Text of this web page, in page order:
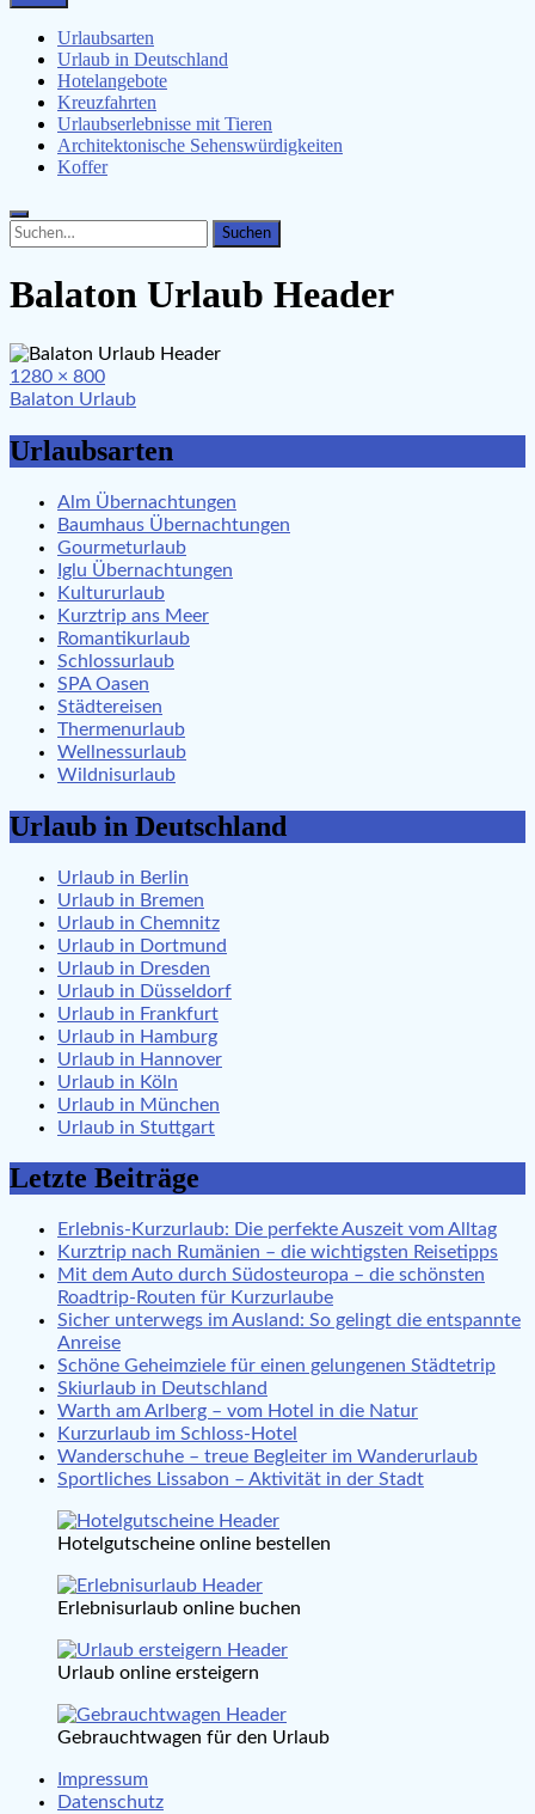
Urlaubsangebote, Erlebnisse & mehr
Urlaubsarten
Urlaub in Deutschland
Hotelangebote
Kreuzfahrten
Urlaubserlebnisse mit Tieren
Architektonische Sehenswürdigkeiten
Koffer
Search
for:
Search
Balaton Urlaub Header
Full
size
1280 × 800
Beitragsnavigation
Balaton Urlaub
Urlaubsarten
Alm Übernachtungen
Baumhaus Übernachtungen
Gourmeturlaub
Iglu Übernachtungen
Kultururlaub
Kurztrip ans Meer
Romantikurlaub
Schlossurlaub
SPA Oasen
Städtereisen
Thermenurlaub
Wellnessurlaub
Wildnisurlaub
Urlaub in Deutschland
Urlaub in Berlin
Urlaub in Bremen
Urlaub in Chemnitz
Urlaub in Dortmund
Urlaub in Dresden
Urlaub in Düsseldorf
Urlaub in Frankfurt
Urlaub in Hamburg
Urlaub in Hannover
Urlaub in Köln
Urlaub in München
Urlaub in Stuttgart
Letzte Beiträge
Erlebnis-Kurzurlaub: Die perfekte Auszeit vom Alltag
Kurztrip nach Rumänien – die wichtigsten Reisetipps
Mit dem Auto durch Südosteuropa – die schönsten
Roadtrip-Routen für Kurzurlaube
Sicher unterwegs im Ausland: So gelingt die entspannte
Anreise
Schöne Geheimziele für einen gelungenen Städtetrip
Skiurlaub in Deutschland
Warth am Arlberg – vom Hotel in die Natur
Kurzurlaub im Schloss-Hotel
Wanderschuhe – treue Begleiter im Wanderurlaub
Sportliches Lissabon – Aktivität in der Stadt
Hotelgutscheine online bestellen
Erlebnisurlaub online buchen
Urlaub online ersteigern
Gebrauchtwagen für den Urlaub
Impressum
Datenschutz